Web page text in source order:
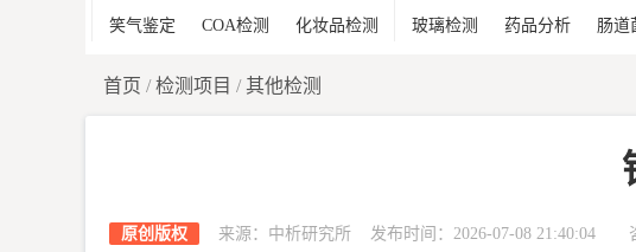
笑气鉴定
COA检测 化妆品检测
玻璃检测
药品分析 肠道
首页 /检测项目 / 其他检测
原创版权 来源：中析研究所 发布时间：2026-07-08 21:40:04